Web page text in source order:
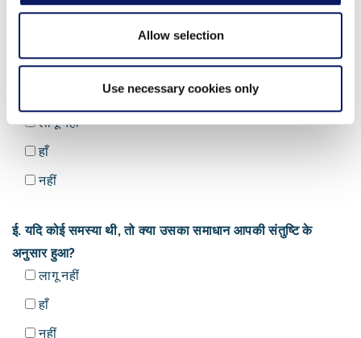
Allow selection
Use necessary cookies only
लागू नहीं
हाँ
नहीं
ई. यदि कोई समस्या थी, तो क्या उसका समाधान आपकी संतुष्टि के
अनुसार हुआ?
लागू नहीं
हाँ
नहीं